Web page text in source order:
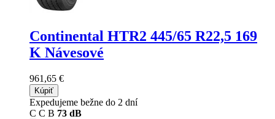
Continental HTR2 445/65 R22,5 169
K Návesové
961,65 €
Kúpiť
Expedujeme bežne do 2 dní
C C B 73 dB